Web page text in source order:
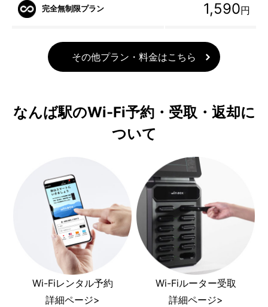
完全無制限プラン 1,590円
その他プラン・料金はこちら
なんば駅のWi-Fi予約・受取・返却に
ついて
Wi-Fiレンタル予約
詳細ページ>
Wi-Fiルーター受取
詳細ページ>